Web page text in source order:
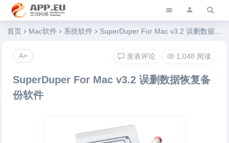
艺优软件乐园
首页 Mac软件 系统软件 SuperDuper For Mac v3.2 误删数据恢复备份软件
SuperDuper For Mac v3.2 误删数据恢复备
份软件
发表评论 1,048 阅读
A+